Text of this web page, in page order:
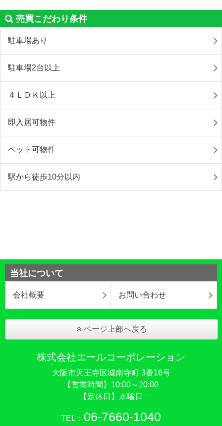
売買こだわり条件
駐車場あり
駐車場2台以上
４ＬＤＫ以上
即入居可物件
ペット可物件
駅から徒歩10分以内
当社について
会社概要 お問い合わせ
ページ上部へ戻る
株式会社エールコーポレーション
大阪市天王寺区城南寺町 3番16号
【営業時間】10:00～20:00
【定休日】水曜日
TEL： 06-7660-1040